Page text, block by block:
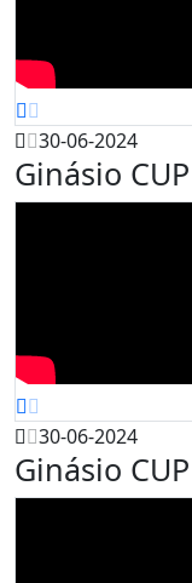
30-06-2024
Ginásio
30-06-2024
Ginásio